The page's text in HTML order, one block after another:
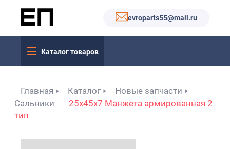
evroparts55@mail.ru
Каталог товаров
Главная Каталог
Новые запчасти
Сальники
25x45x7 Манжета армированная 2
тип